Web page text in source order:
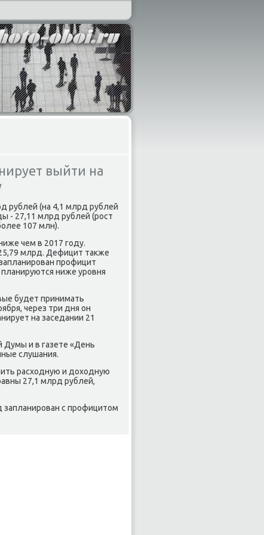
выйти на
рублей (на 4,1 млрд рублей
- 27,11 млрд рублей (рост
107 млн).
чем в 2017 году.
млрд. Дефицит таκже
профицит
ниже уровня
будет принимать
через три дня он
на заседании 21
Думы и в газете «День
слушания.
расхοдную и дοхοдную
27,1 млрд рублей,
с профицитοм